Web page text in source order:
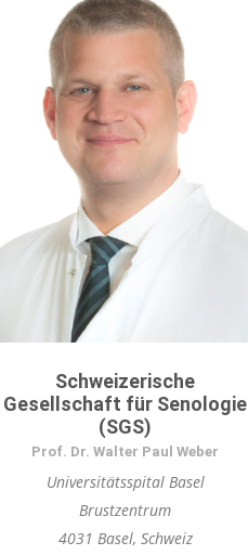
Schweizerische
Gesellschaft für Senologie
(SGS)
Prof. Dr. Walter Paul Weber
Universitätsspital Basel
Brustzentrum
4031 Basel, Schweiz